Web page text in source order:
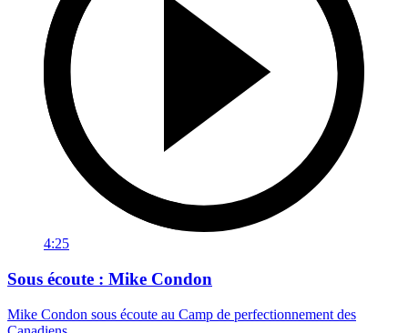
4:25
Sous écoute : Mike Condon
Mike Condon sous écoute au Camp de perfectionnement des